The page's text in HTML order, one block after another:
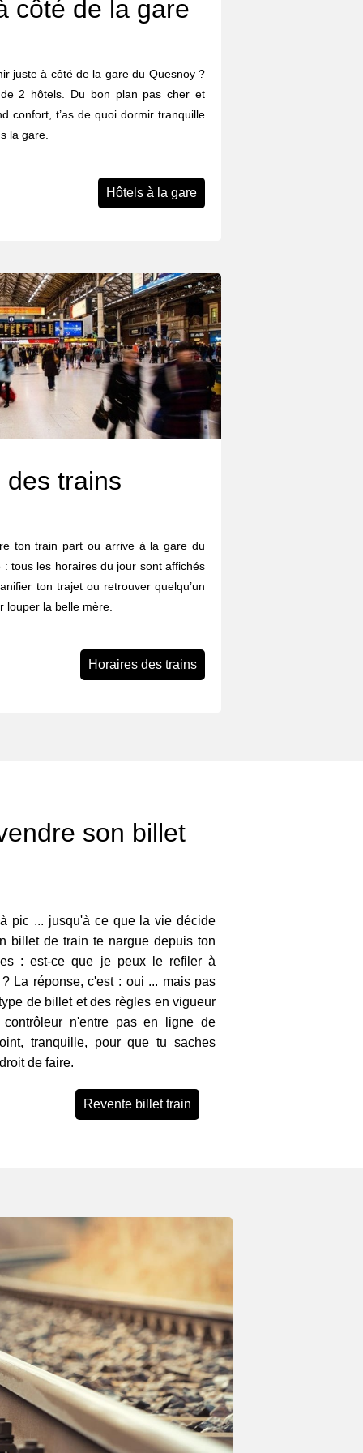
côté de la gare
juste à côté de la gare du Quesnoy ?
2 hôtels. Du bon plan pas cher et
confort, t’as de quoi dormir tranquille
la gare.
Hôtels à la gare
trains
ton train part ou arrive à la gare du
tous les horaires du jour sont affichés
ton trajet ou retrouver quelqu’un
louper la belle mère.
Horaires des trains
son billet
pic ... jusqu'à ce que la vie décide
billet de train te nargue depuis ton
: est-ce que je peux le refiler à
La réponse, c'est : oui ... mais pas
de billet et des règles en vigueur
n'entre pas en ligne de
tranquille, pour que tu saches
de faire.
Revente billet train